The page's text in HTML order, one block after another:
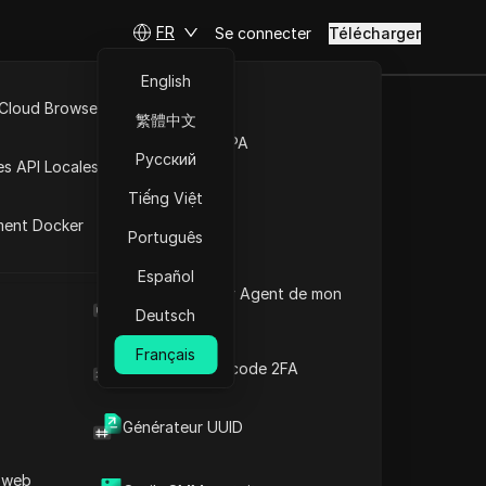
Marché de la RPA
Quel est le User Agent de mon
navigateur
Générateur de code 2FA
Générateur UUID
Browser MCP
API Locales
Docker
FR
English
繁體中文
Русский
Tiếng Việt
Português
Español
Deutsch
Français
Se connecter Télécharger
Ebay reviews
Plus
Etsy
Twitter
Lazada
Quora
Courir